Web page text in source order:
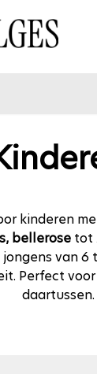
kinderen
bellerosetot
van 6
Perfect
daartussen.